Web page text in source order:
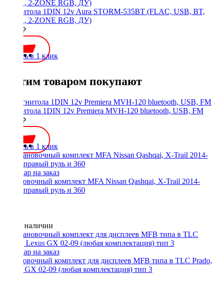
Магнитола 1DIN 12v Aura STORM-535BT (FLAC, USB, BT,
3RCA, 2-ZONE RGB, ДУ)
4500 ₽
Купить в 1 клик
С этим товаром покупают
Магнитола 1DIN 12v Premiera MVH-120 bluetooth, USB, FM
2500 ₽
Купить в 1 клик
Установочный комплект MFA Nissan Qashqai, X-Trail 2014-
2017, правый руль и 360
Нет в наличии
Установочный комплект для дисплеев MFB типа в TLC Prado,
Lexus GX 02-09 (любая комплектация) тип 3